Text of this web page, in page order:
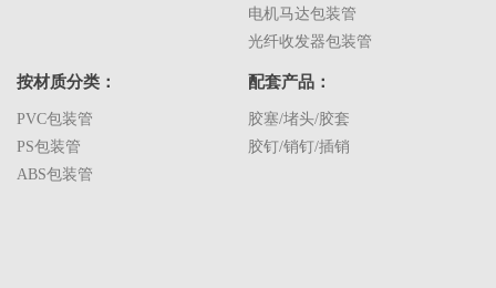
电机马达包装管
光纤收发器包装管
按材质分类：
PVC包装管
PS包装管
ABS包装管
配套产品：
胶塞/堵头/胶套
胶钉/销钉/插销